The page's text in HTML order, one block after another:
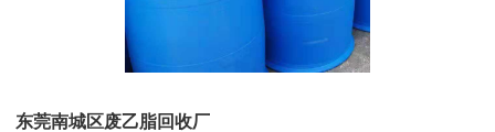
东莞南城区废乙脂回收厂